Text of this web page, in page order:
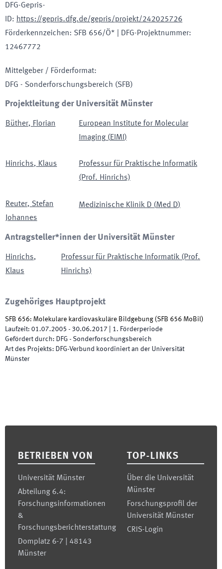
DFG-Gepris-
ID: https://gepris.dfg.de/gepris/projekt/242025726
Förderkennzeichen: SFB 656/Ö* DFG-Projektnummer:
12467772
Mittelgeber / Förderformat:
DFG - Sonderforschungsbereich (SFB)
Projektleitung der Universität Münster
Büther, Florian
European Institute for Molecular
Imaging (EIMI )
Hinrichs, Klaus
Professur für Praktische Informatik
(Prof. Hinrichs)
Reuter, Stefan
Johannes
Medizinische Klinik D (Med D)
Antragsteller*innen der Universität Münster
Hinrichs,
Klaus
Professur für Praktische Informatik (Prof.
Hinrichs)
Zugehöriges Hauptprojekt
SFB 656: Molekulare kardiovaskuläre Bildgebung (SFB 656 MoBil)
Laufzeit: 01.07.2005 - 30.06.2017 1. Förderperiode
Gefördert durch: DFG - Sonderforschungsbereich
Art des Projekts: DFG-Verbund koordiniert an der Universität
Münster
BETRIEBEN VON
Universität Münster
Abteilung 6.4:
Forschungsinformationen
&
Forschungsberichterstattung
Domplatz 6-7 | 48143
Münster
TOP-LINKS
Über die Universität
Münster
Forschungsprofil der
Universität Münster
CRIS-Login